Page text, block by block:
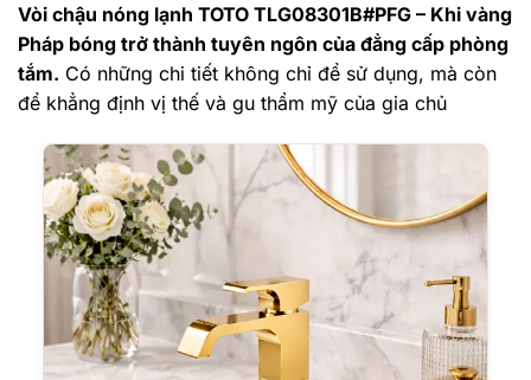
Vòi chậu nóng lạnh TOTO TLG08301B#PFG – Khi vàng
Pháp bóng trở thành tuyên ngôn của đẳng cấp phòng
tắm. Có những chi tiết không chỉ để sử dụng, mà còn
để khẳng định vị thế và gu thẩm mỹ của gia chủ